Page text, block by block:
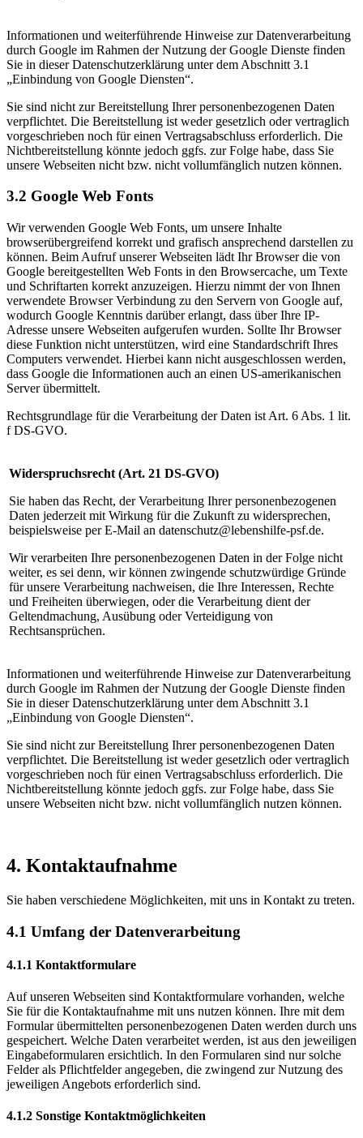
Informationen und weiterführende Hinweise zur Datenverarbeitung
durch Google im Rahmen der Nutzung der Google Dienste finden
Sie in dieser Datenschutzerklärung unter dem Abschnitt 3.1
„Einbindung von Google Diensten“.
Sie sind nicht zur Bereitstellung Ihrer personenbezogenen Daten
verpflichtet. Die Bereitstellung ist weder gesetzlich oder vertraglich
vorgeschrieben noch für einen Vertragsabschluss erforderlich. Die
Nichtbereitstellung könnte jedoch ggfs. zur Folge habe, dass Sie
unsere Webseiten nicht bzw. nicht vollumfänglich nutzen können.
3.2 Google Web Fonts
Wir verwenden Google Web Fonts, um unsere Inhalte
browserübergreifend korrekt und grafisch ansprechend darstellen zu
können. Beim Aufruf unserer Webseiten lädt Ihr Browser die von
Google bereitgestellten Web Fonts in den Browsercache, um Texte
und Schriftarten korrekt anzuzeigen. Hierzu nimmt der von Ihnen
verwendete Browser Verbindung zu den Servern von Google auf,
wodurch Google Kenntnis darüber erlangt, dass über Ihre IP-
Adresse unsere Webseiten aufgerufen wurden. Sollte Ihr Browser
diese Funktion nicht unterstützen, wird eine Standardschrift Ihres
Computers verwendet. Hierbei kann nicht ausgeschlossen werden,
dass Google die Informationen auch an einen US-amerikanischen
Server übermittelt.
Rechtsgrundlage für die Verarbeitung der Daten ist Art. 6 Abs. 1 lit.
f DS-GVO.
Widerspruchsrecht (Art. 21 DS-GVO)
Sie haben das Recht, der Verarbeitung Ihrer personenbezogenen
Daten jederzeit mit Wirkung für die Zukunft zu widersprechen,
beispielsweise per E-Mail an datenschutz@lebenshilfe-psf.de.
Wir verarbeiten Ihre personenbezogenen Daten in der Folge nicht
weiter, es sei denn, wir können zwingende schutzwürdige Gründe
für unsere Verarbeitung nachweisen, die Ihre Interessen, Rechte
und Freiheiten überwiegen, oder die Verarbeitung dient der
Geltendmachung, Ausübung oder Verteidigung von
Rechtsansprüchen.
Informationen und weiterführende Hinweise zur Datenverarbeitung
durch Google im Rahmen der Nutzung der Google Dienste finden
Sie in dieser Datenschutzerklärung unter dem Abschnitt 3.1
„Einbindung von Google Diensten“.
Sie sind nicht zur Bereitstellung Ihrer personenbezogenen Daten
verpflichtet. Die Bereitstellung ist weder gesetzlich oder vertraglich
vorgeschrieben noch für einen Vertragsabschluss erforderlich. Die
Nichtbereitstellung könnte jedoch ggfs. zur Folge habe, dass Sie
unsere Webseiten nicht bzw. nicht vollumfänglich nutzen können.
4. Kontaktaufnahme
Sie haben verschiedene Möglichkeiten, mit uns in Kontakt zu treten.
4.1 Umfang der Datenverarbeitung
4.1.1 Kontaktformulare
Auf unseren Webseiten sind Kontaktformulare vorhanden, welche
Sie für die Kontaktaufnahme mit uns nutzen können. Ihre mit dem
Formular übermittelten personenbezogenen Daten werden durch uns
gespeichert. Welche Daten verarbeitet werden, ist aus den jeweiligen
Eingabeformularen ersichtlich. In den Formularen sind nur solche
Felder als Pflichtfelder angegeben, die zwingend zur Nutzung des
jeweiligen Angebots erforderlich sind.
4.1.2 Sonstige Kontaktmöglichkeiten